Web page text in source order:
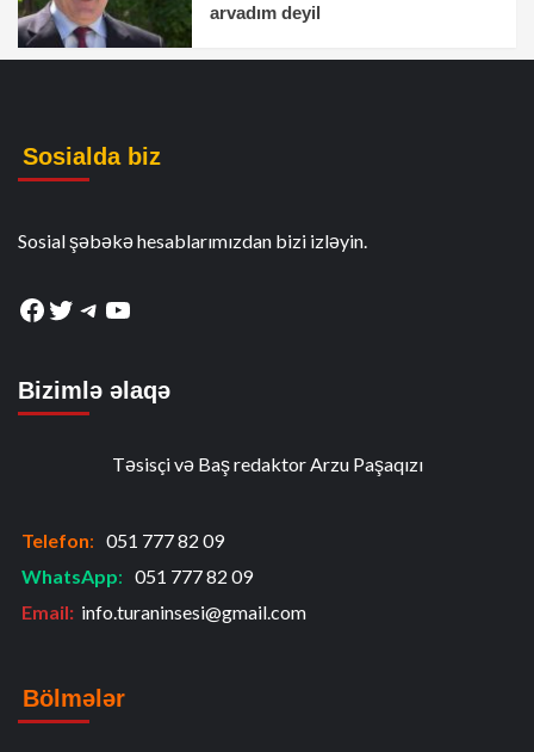
arvadım deyil
Sosialda biz
Sosial şəbəkə hesablarımızdan bizi izləyin.
Facebook
Twitter
Telegram
YouTube
Bizimlə əlaqə
Təsisçi və Baş redaktor Arzu Paşaqızı
Telefon: 051 777 82 09
WhatsApp: 051 777 82 09
Email: info.turaninsesi@gmail.com
Bölmələr